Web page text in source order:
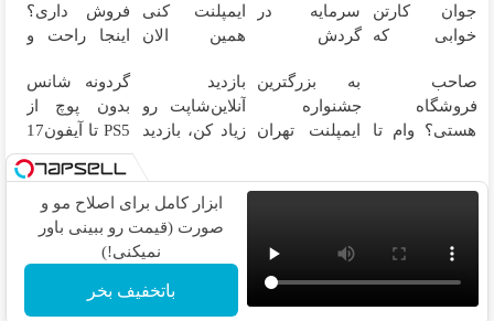
جوان کارتن
خوابی که
آموزش رایگان
سرمایه در
گردش
فروشگاهت رو
ثبت کن
ایمپلنت کنی
همین الان
۲۵ میلیون
تومان!!!
فروش داری؟
اینجا راحت و
بفروشش
صاحب
فروشگاه
هستی؟ وام تا
بگیر
به بزرگترین
جشنواره
ایمپلنت تهران
فقط ۲۵
بازدید
آنلاین‌شاپت رو
زیاد کن، بازدید
بیشتر
گردونه شانس
بدون پوچ از
PS5 تا آیفون17
و بیت کوین
ابزار کامل برای اصلاح مو و
صورت (قیمت رو ببینی باور
نمیکنی!)
باتخفیف بخر